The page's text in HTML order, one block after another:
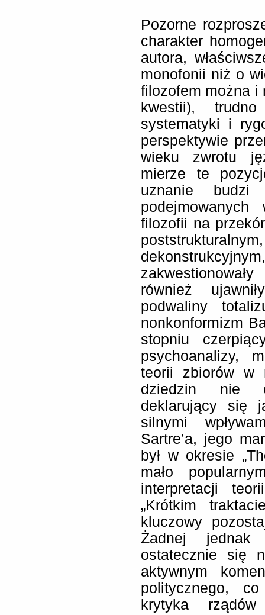
Pozorne
charakter
autora,
monofonii niż o
filozofem można i
kwestii),
systematyki i
perspektywie
wieku zwrotu
mierze te
uznanie
filozofii na
również
podwaliny
nonkonformizm
stopniu
psychoanalizy,
teorii zbiorów w
dziedzin nie
deklarujący się
silnymi
Sartre’a, jego
był w okresie
mało
interpretacji
„Krótkim
kluczowy
Żadnej
ostatecznie się
aktywnym
politycznego, co
krytyka